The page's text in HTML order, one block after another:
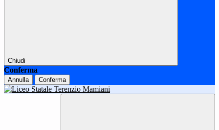
Chiudi
Conferma
Annulla Conferma